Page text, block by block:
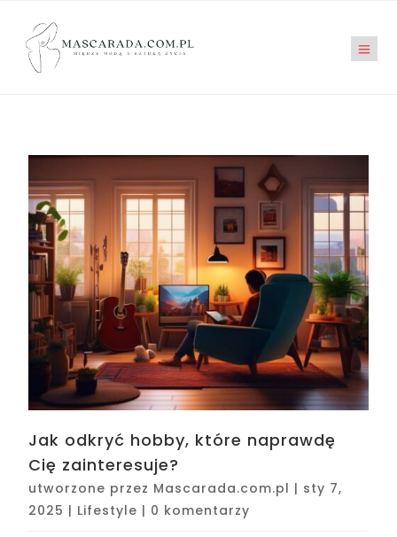
Jak odkryć hobby, które naprawdę
Cię zainteresuje?
utworzone przez Mascarada.com.pl | sty 7,
2025 | Lifestyle | 0 komentarzy